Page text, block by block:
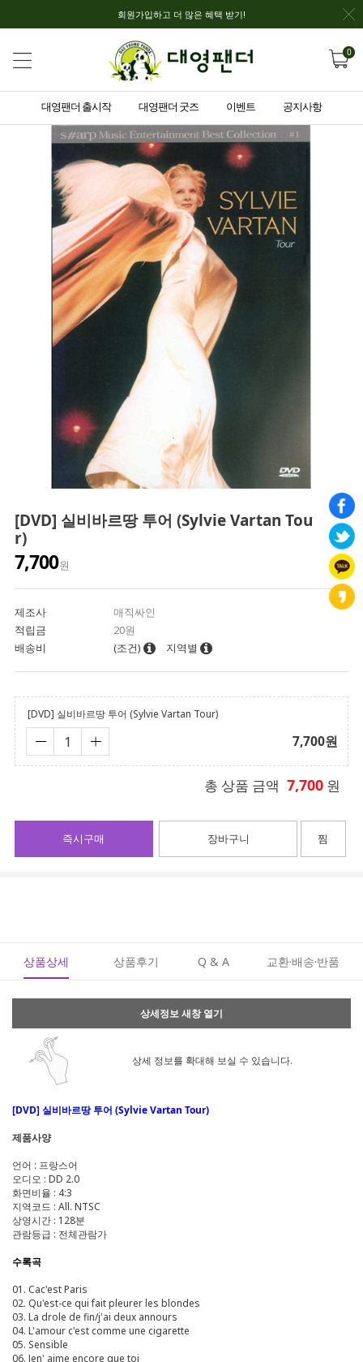
회원가입하고 더 많은 혜택 받기!
0
대영팬더 출시작 대영팬더 굿즈 이벤트 공지사항
[DVD] 실비바르땅 투어 (Sylvie Vartan Tou
r)
7,700원
제조사
매직싸인
적립금
20원
배송비
(조건) 지역별
[DVD] 실비바르땅 투어 (Sylvie Vartan Tour)
7,700원
총 상품 금액 7,700 원
장바구니
즉시구매 찜
상품상세 상품후기 Q & A 교환·배송·반품
상세정보 새창 열기
상세 정보를 확대해 보실 수 있습니다.
[DVD] 실비바르땅 투어 (Sylvie Vartan Tour)
제품사양
언어 : 프랑스어
오디오 : DD 2.0
화면비율 : 4:3
지역코드 : All. NTSC
상영시간 : 128분
관람등급 : 전체관람가
수록곡
01. Cac'est Paris
02. Qu'est-ce qui fait pleurer les blondes
03. La drole de fin/j'ai deux annours
04. L'amour c'est comme une cigarette
05. Sensible
06. Jen' aime encore que toi